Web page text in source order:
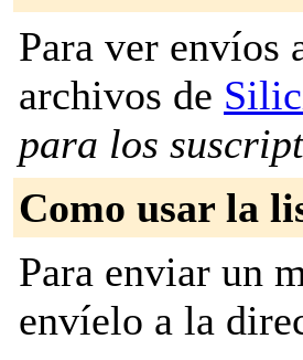
Para ver envíos
archivos de
para los
Como usar la
Para enviar un
envíelo a la